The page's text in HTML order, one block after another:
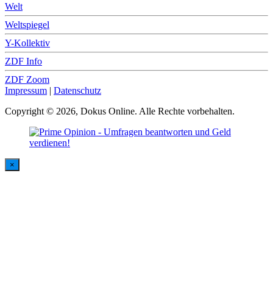
Welt
Weltspiegel
Y-Kollektiv
ZDF Info
ZDF Zoom
Impressum | Datenschutz
Copyright © 2026, Dokus Online. Alle Rechte vorbehalten.
×